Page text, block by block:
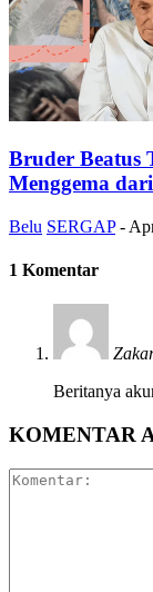
Bruder Beatus
Menggema
Belu SERGAP -
1 Komentar
Beritanya
KOMENTAR